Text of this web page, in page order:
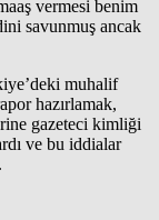
vermesi benim
savunmuş ancak
muhalif
hazırlamak,
gazeteci kimliği
ve bu iddialar